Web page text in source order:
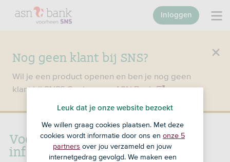
Nog geen klant bij SNS?
Wil je een product openen en ben je nog geen
klant bij SNS?Ga dan naar ASN Bank .
Inloggen
Voorwaarden en andere
informatie SNS Lijfrente
Leuk dat je onze website bezoekt
We willen graag cookies plaatsen. Met deze
cookies wordt informatie door ons en onze 5
partners over jou verzameld en jouw
internetgedrag gevolgd. We maken een